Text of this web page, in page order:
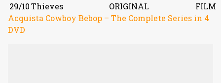
29/10Thieves
ORIGINAL
FILM
Acquista Cowboy Bebop – The Complete Series in 4
DVD